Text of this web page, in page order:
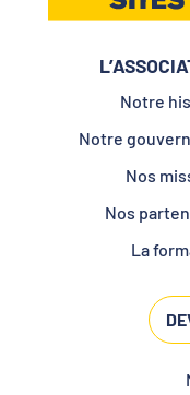
Notre
Notre
Nos
Nos
La